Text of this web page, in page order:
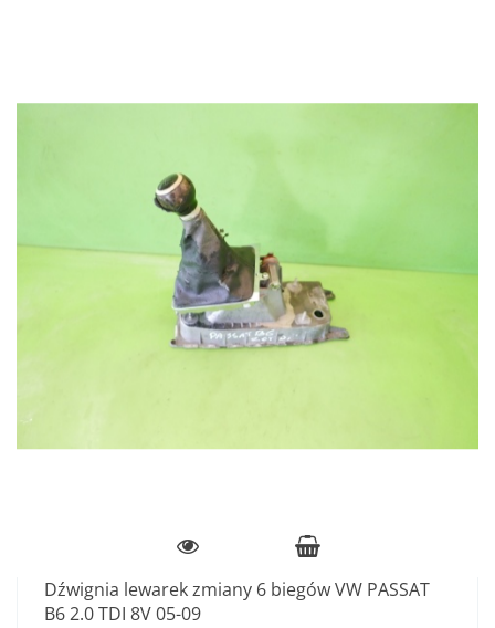
Dźwignia lewarek zmiany 6 biegów VW PASSAT
B6 2.0 TDI 8V 05-09